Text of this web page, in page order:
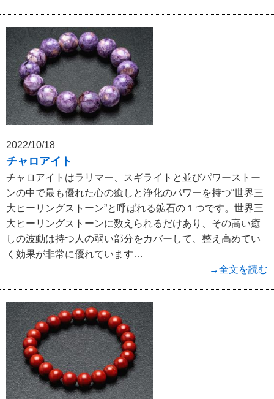
2022/10/18
チャロアイト
チャロアイトはラリマー、スギライトと並びパワーストー
ンの中で最も優れた心の癒しと浄化のパワーを持つ“世界三
大ヒーリングストーン”と呼ばれる鉱石の１つです。世界三
大ヒーリングストーンに数えられるだけあり、その高い癒
しの波動は持つ人の弱い部分をカバーして、整え高めてい
く効果が非常に優れています…
→全文を読む